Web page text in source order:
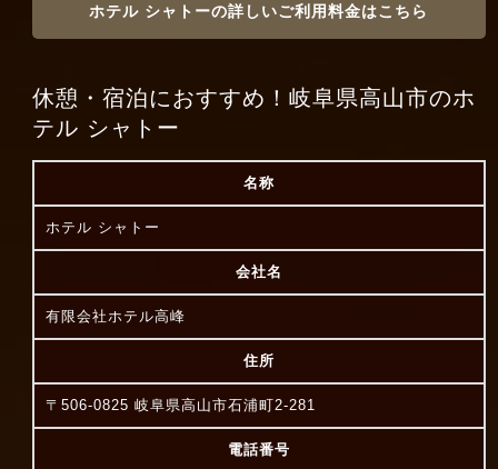
ホテル シャトーの詳しいご利用料金はこちら
休憩・宿泊におすすめ！岐阜県高山市のホ
テル シャトー
名称
ホテル シャトー
会社名
有限会社ホテル高峰
住所
〒506-0825 岐阜県高山市石浦町2-281
電話番号